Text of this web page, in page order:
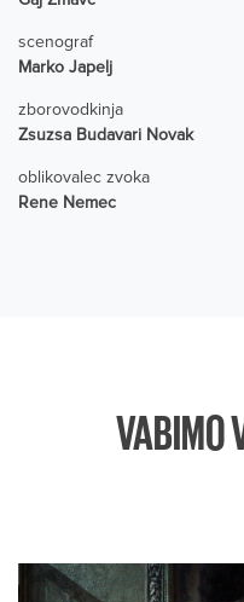
scenograf
Marko Japelj
zborovodkinja
Zsuzsa Budavari Novak
oblikovalec zvoka
Rene Nemec
VABIMO